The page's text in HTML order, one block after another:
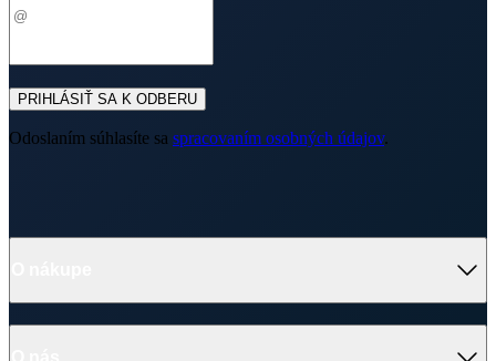
PRIHLÁSIŤ SA K ODBERU
Odoslaním súhlasíte sa spracovaním osobných údajov.
Výhody oblečenia CityZen